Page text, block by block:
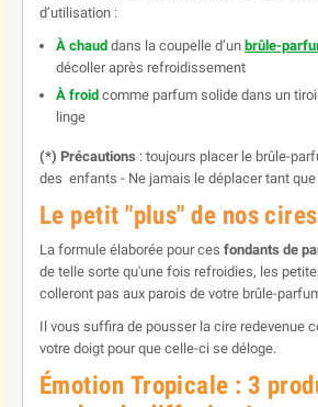
d’utilisation :
À chaud dans la coupelle d’un brûle-
décoller après refroidissement
À froid comme parfum solide dans un
linge
(*) Précautions : toujours placer le brûle-
des enfants - Ne jamais le déplacer tant
Le petit "plus" de nos
La formule élaborée pour ces fondants de
de telle sorte qu'une fois refroidies, les
colleront pas aux parois de votre brûle-
Il vous suffira de pousser la cire redevenue
votre doigt pour que celle-ci se déloge.
Émotion Tropicale : 3